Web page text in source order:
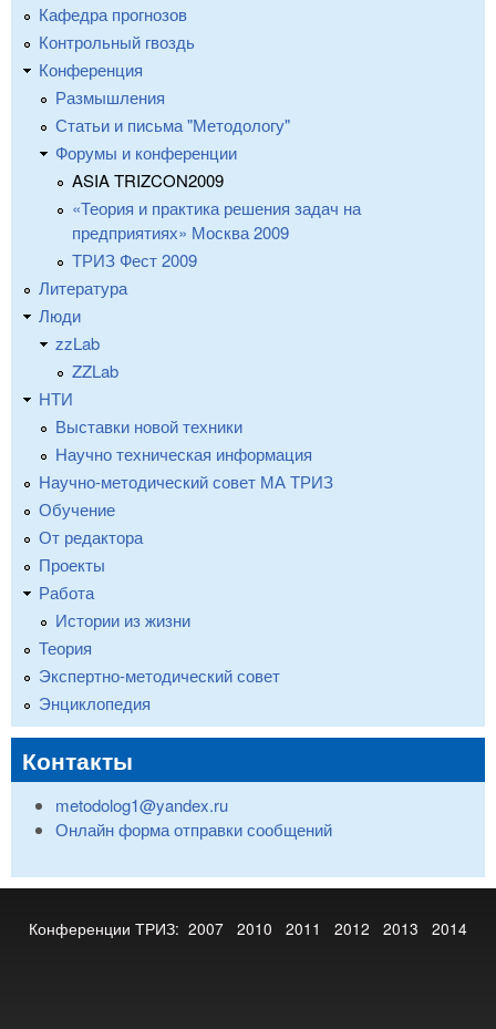
Кафедра прогнозов
Контрольный гвоздь
Конференция
Размышления
Статьи и письма "Методологу"
Форумы и конференции
ASIA TRIZCON2009
«Теория и практика решения задач на
предприятиях» Москва 2009
ТРИЗ Фест 2009
Литература
Люди
zzLab
ZZLab
НТИ
Выставки новой техники
Научно техническая информация
Научно-методический совет МА ТРИЗ
Обучение
От редактора
Проекты
Работа
Истории из жизни
Теория
Экспертно-методический совет
Энциклопедия
Контакты
metodolog1@yandex.ru
Онлайн форма отправки сообщений
Конференции ТРИЗ: 2007 2010 2011 2012 2013 2014